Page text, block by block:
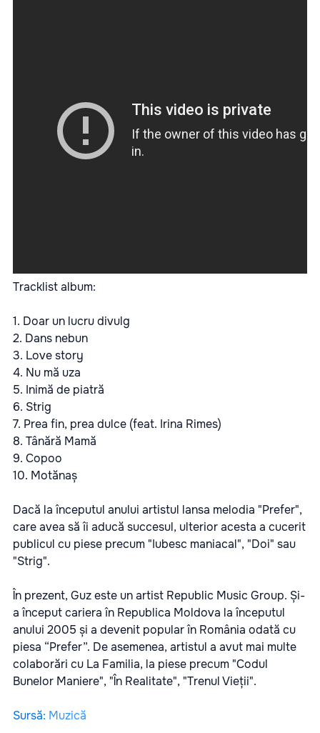
Tracklist album:
1. Doar un lucru divulg
2. Dans nebun
3. Love story
4. Nu mă uza
5. Inimă de piatră
6. Strig
7. Prea fin, prea dulce (feat. Irina Rimes)
8. Tânără Mamă
9. Copoo
10. Motănaș
Dacă la începutul anului artistul lansa melodia "Prefer",
care avea să îi aducă succesul, ulterior acesta a cucerit
publicul cu piese precum "Iubesc maniacal", "Doi" sau
"Strig".
În prezent, Guz este un artist Republic Music Group. Și-
a început cariera în Republica Moldova la începutul
anului 2005 și a devenit popular în România odată cu
piesa “Prefer”. De asemenea, artistul a avut mai multe
colaborări cu La Familia, la piese precum "Codul
Bunelor Maniere", "În Realitate", "Trenul Vieții".
Sursă: Muzică